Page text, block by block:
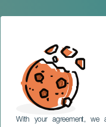
With your agreement,